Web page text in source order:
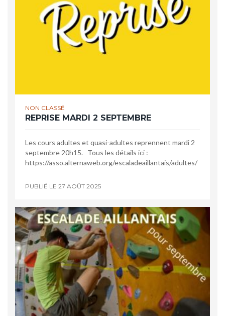
NON CLASSÉ
REPRISE MARDI 2 SEPTEMBRE
Les cours adultes et quasi-adultes reprennent mardi 2
septembre 20h15. Tous les détails ici :
https://asso.alternaweb.org/escaladeaillantais/adultes/
PUBLIÉ LE 27 AOÛT 2025